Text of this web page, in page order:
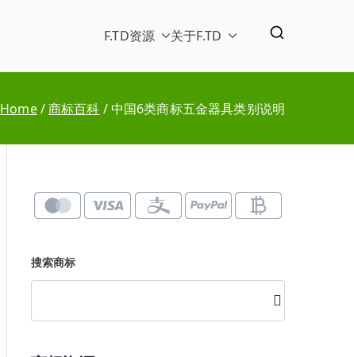
F.TD资源 关于F.TD
Home 商标百科 中国6类商标五金器具类别说明
搜索商标
搜
索